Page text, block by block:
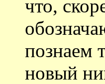
что,
познаем
новый